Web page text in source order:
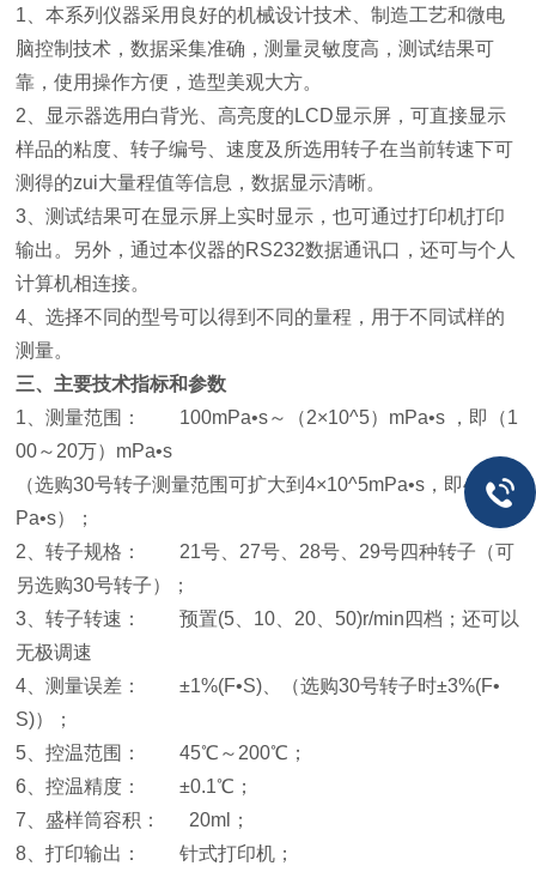
1、本系列仪器采用良好的机械设计技术、制造工艺和微电
脑控制技术，数据采集准确，测量灵敏度高，测试结果可
靠，使用操作方便，造型美观大方。
2、显示器选用白背光、高亮度的LCD显示屏，可直接显示
样品的粘度、转子编号、速度及所选用转子在当前转速下可
测得的zui大量程值等信息，数据显示清晰。
3、测试结果可在显示屏上实时显示，也可通过打印机打印
输出。另外，通过本仪器的RS232数据通讯口，还可与个人
计算机相连接。
4、选择不同的型号可以得到不同的量程，用于不同试样的
测量。
三、主要技术指标和参数
1、测量范围： 100mPa•s～（2×10^5）mPa•s ，即（1
00～20万）mPa•s
（选购30号转子测量范围可扩大到4×10^5mPa•s，即40万m
Pa•s）；
2、转子规格： 21号、27号、28号、29号四种转子（可
另选购30号转子）；
3、转子转速： 预置(5、10、20、50)r/min四档；还可以
无极调速
4、测量误差： ±1%(F•S)、（选购30号转子时±3%(F•
S)）；
5、控温范围： 45℃～200℃；
6、控温精度： ±0.1℃；
7、盛样筒容积： 20ml；
8、打印输出： 针式打印机；